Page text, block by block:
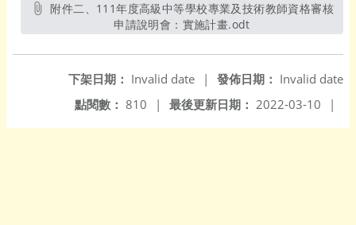
附件二、111年度高級中等學校專業及技術教師資格審核
申請說明會：實施計畫.odt
發佈日期： Invalid date
下架日期： Invalid date
|
最後更新日期： 2022-03-10 |
點閱數： 810 |